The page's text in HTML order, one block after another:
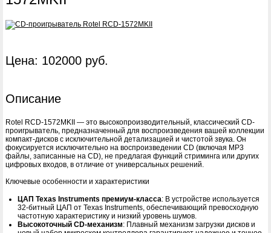
Цена: 102000 руб.
Описание
Rotel RCD-1572MKII — это высокопроизводительный, классический CD-
проигрыватель, предназначенный для воспроизведения вашей коллекции
компакт-дисков с исключительной детализацией и чистотой звука. Он
фокусируется исключительно на воспроизведении CD (включая MP3
файлы, записанные на CD), не предлагая функций стриминга или других
цифровых входов, в отличие от универсальных решений.
Ключевые особенности и характеристики
ЦАП Texas Instruments премиум-класса: В устройстве используется
32-битный ЦАП от Texas Instruments, обеспечивающий превосходную
частотную характеристику и низкий уровень шумов.
Высокоточный CD-механизм: Плавный механизм загрузки дисков и